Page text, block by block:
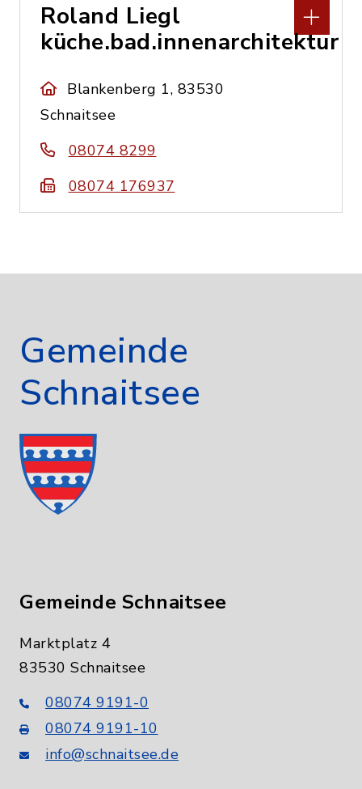
Roland Liegl
küche.bad.innenarchitektur
Blankenberg 1, 83530
Schnaitsee
08074 8299
08074 176937
Gemeinde
Schnaitsee
Gemeinde Schnaitsee
Marktplatz 4
83530 Schnaitsee
08074 9191-0
08074 9191-10
info@schnaitsee.de